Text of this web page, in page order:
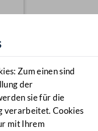
Zum einen sind
der
sie für die
verarbeitet. Cookies
mit Ihrem